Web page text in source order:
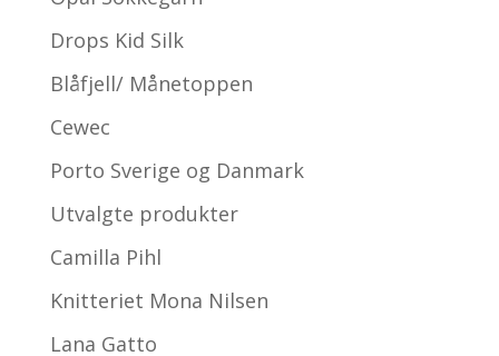
Drops Kid Silk
Blåfjell/ Månetoppen
Cewec
Porto Sverige og Danmark
Utvalgte produkter
Camilla Pihl
Knitteriet Mona Nilsen
Lana Gatto